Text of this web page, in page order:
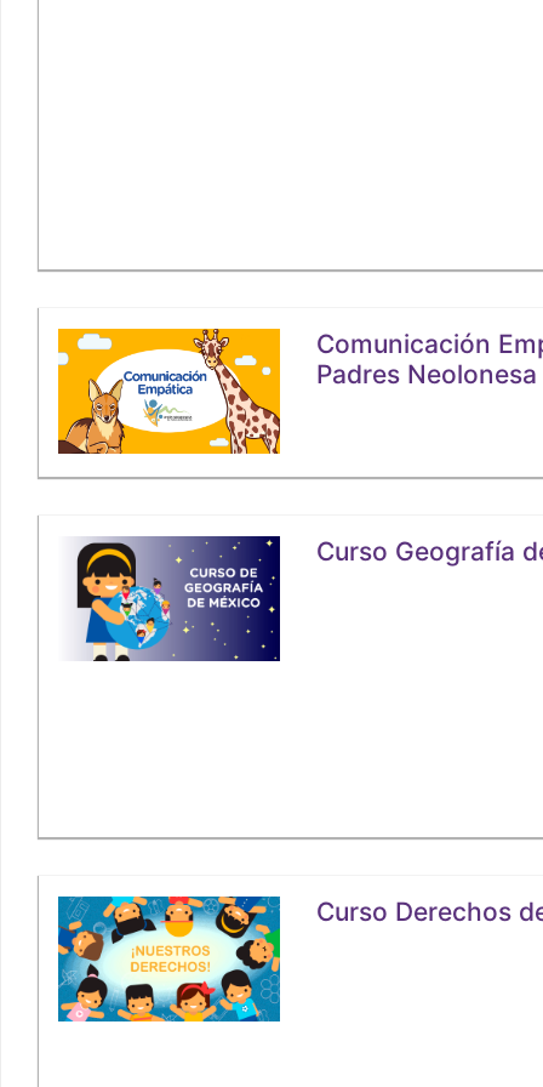
Comunicación
Padres Neolonesa
Curso Geografía
Curso Derechos